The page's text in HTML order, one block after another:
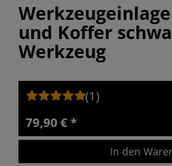
und Koffer
Werkzeug
(1)
79,90 € *
In den